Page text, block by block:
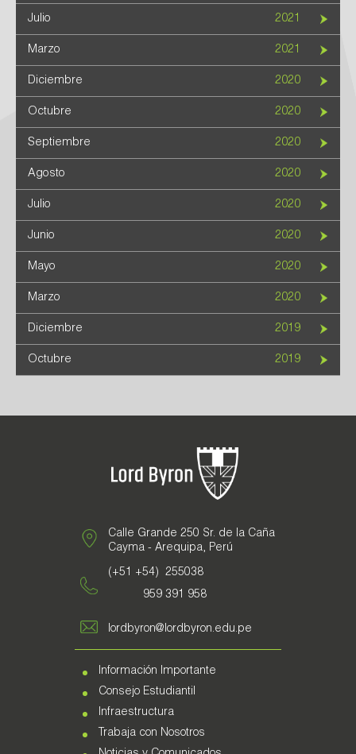
Julio 2021
Marzo 2021
Diciembre 2020
Octubre 2020
Septiembre 2020
Agosto 2020
Julio 2020
Junio 2020
Mayo 2020
Marzo 2020
Diciembre 2019
Octubre 2019
Calle Grande 250 Sr. de la Caña
Cayma - Arequipa, Perú
(+51 +54) 255038
959 391 958
lordbyron@lordbyron.edu.pe
Información Importante
Consejo Estudiantil
Infraestructura
Trabaja con Nosotros